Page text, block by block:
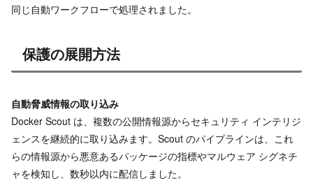
同じ自動ワークフローで処理されました。
保護の展開方法
自動脅威情報の取り込み
Docker Scout は、複数の公開情報源からセキュリティ インテリジ
ェンスを継続的に取り込みます。Scout のパイプラインは、これ
らの情報源から悪意あるパッケージの指標やマルウェア シグネチ
ャを検知し、数秒以内に配信しました。